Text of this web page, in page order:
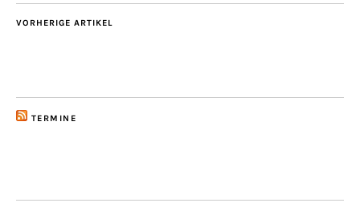
VORHERIGE ARTIKEL
TERMINE